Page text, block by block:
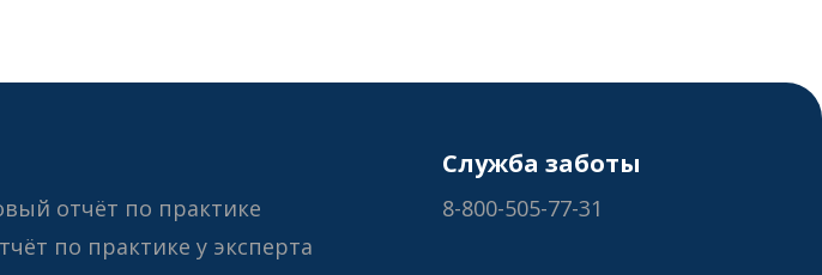
отчёт по практике
по практике у эксперта
Служба заботы
8-800-505-77-31